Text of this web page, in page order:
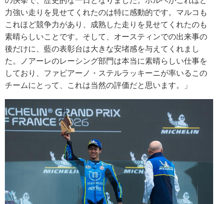
力強い走りを見せてくれたのは特に感動的です。マルコも
これほど競争力があり、成熟した走りを見せてくれたのも
素晴らしいことです。そして、オースティンでの出来事の
後だけに、藍の表彰台は大きな安堵感を与えてくれまし
た。ノアーレのレーシング部門は本当に素晴らしい仕事を
しており、ファビアーノ・ステルラッキーニが率いるこの
チームにとって、これは当然の評価だと思います。」